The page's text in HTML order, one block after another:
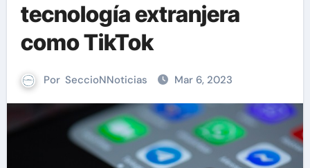
tecnología extranjera
como TikTok
Por SeccioNNoticias Mar 6, 2023